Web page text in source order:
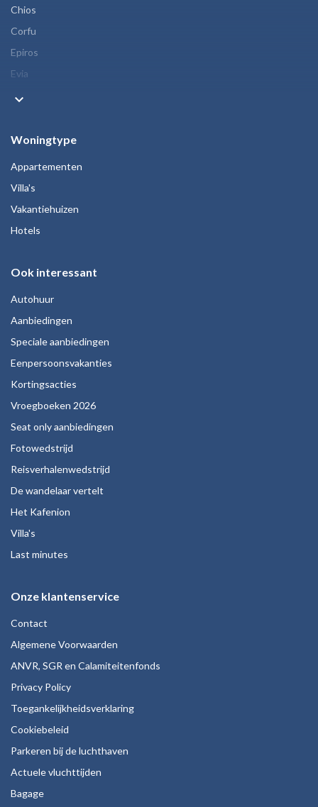
Chios
Corfu
Epiros
Evia
keyboard_arrow_down
Woningtype
Appartementen
Villa's
Vakantiehuizen
Hotels
Ook interessant
Autohuur
Aanbiedingen
Speciale aanbiedingen
Eenpersoonsvakanties
Kortingsacties
Vroegboeken 2026
Seat only aanbiedingen
Fotowedstrijd
Reisverhalenwedstrijd
De wandelaar vertelt
Het Kafenion
Villa's
Last minutes
Onze klantenservice
Contact
Algemene Voorwaarden
ANVR, SGR en Calamiteitenfonds
Privacy Policy
Toegankelijkheidsverklaring
Cookiebeleid
Parkeren bij de luchthaven
Actuele vluchttijden
Bagage